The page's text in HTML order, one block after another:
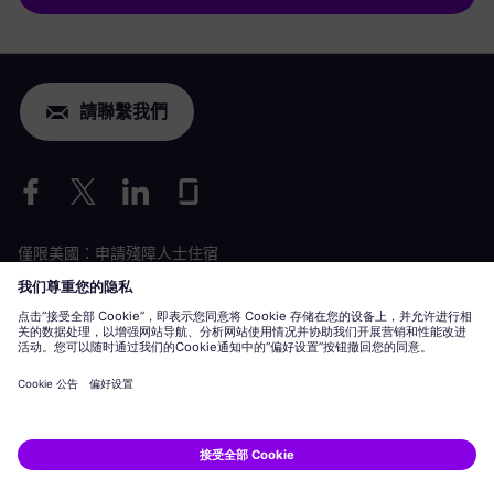
請聯繫我們
僅限美國：申請殘障人士住宿
勞動條件申請
Siemens Energy 是 Siemens AG 授權的商標。